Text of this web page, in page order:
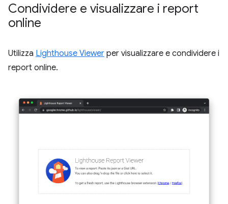
Condividere e visualizzare i report
online
Utilizza Lighthouse Viewer per visualizzare e condividere i
report online.